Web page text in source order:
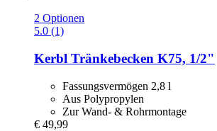
2 Optionen
5.0 (1)
Kerbl Tränkebecken K75, 1/2"
Fassungsvermögen 2,8 l
Aus Polypropylen
Zur Wand- & Rohrmontage
€ 49,99